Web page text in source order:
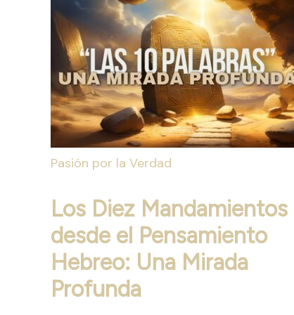
Pasión por la Verdad
Los Diez Mandamientos
desde el Pensamiento
Hebreo: Una Mirada
Profunda